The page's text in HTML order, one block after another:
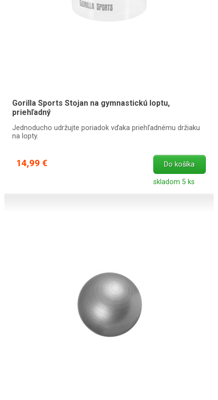
Gorilla Sports Stojan na gymnastickú loptu,
priehľadný
Jednoducho udržujte poriadok vďaka priehľadnému držiaku
na lopty.
14,99 € Do košíka
skladom 5 ks